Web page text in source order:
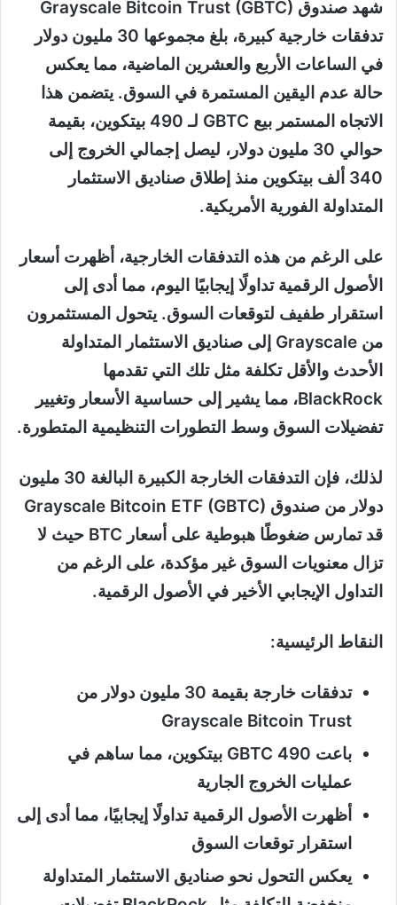
شهد صندوق Grayscale Bitcoin Trust (GBTC)
تدفقات خارجية كبيرة، بلغ مجموعها 30 مليون دولار
في الساعات الأربع والعشرين الماضية، مما يعكس
حالة عدم اليقين المستمرة في السوق. يتضمن هذا
الاتجاه المستمر بيع GBTC لـ 490 بيتكوين، بقيمة
حوالي 30 مليون دولار، ليصل إجمالي الخروج إلى
340 ألف بيتكوين منذ إطلاق صناديق الاستثمار
المتداولة الفورية الأمريكية.
على الرغم من هذه التدفقات الخارجية، أظهرت أسعار
الأصول الرقمية تداولًا إيجابيًا اليوم، مما أدى إلى
استقرار طفيف لتوقعات السوق. يتحول المستثمرون
من Grayscale إلى صناديق الاستثمار المتداولة
الأحدث والأقل تكلفة مثل تلك التي تقدمها
BlackRock، مما يشير إلى حساسية الأسعار وتغيير
تفضيلات السوق وسط التطورات التنظيمية المتطورة.
لذلك، فإن التدفقات الخارجة الكبيرة البالغة 30 مليون
دولار من صندوق Grayscale Bitcoin ETF (GBTC)
قد تمارس ضغوطًا هبوطية على أسعار BTC حيث لا
تزال معنويات السوق غير مؤكدة، على الرغم من
التداول الإيجابي الأخير في الأصول الرقمية.
النقاط الرئيسية:
تدفقات خارجة بقيمة 30 مليون دولار من
Grayscale Bitcoin Trust
باعت GBTC 490 بيتكوين، مما ساهم في
عمليات الخروج الجارية
أظهرت الأصول الرقمية تداولًا إيجابيًا، مما أدى إلى
استقرار توقعات السوق
يعكس التحول نحو صناديق الاستثمار المتداولة